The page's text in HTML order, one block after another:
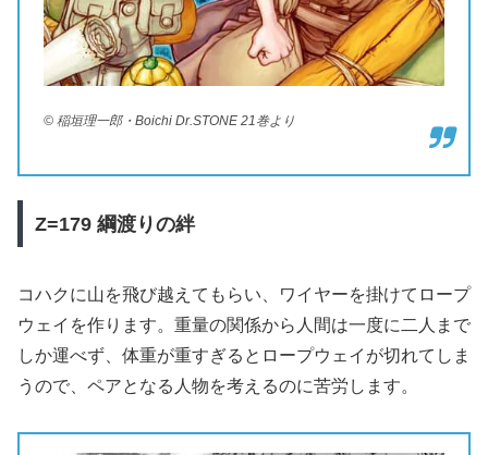
© 稲垣理一郎・Boichi Dr.STONE 21巻より
Z=179 綱渡りの絆
コハクに山を飛び越えてもらい、ワイヤーを掛けてロープ
ウェイを作ります。重量の関係から人間は一度に二人まで
しか運べず、体重が重すぎるとロープウェイが切れてしま
うので、ペアとなる人物を考えるのに苦労します。